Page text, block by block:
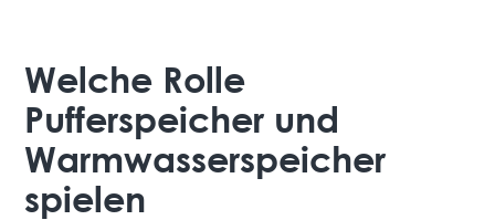
Welche Rolle
Pufferspeicher und
Warmwasserspeicher
spielen